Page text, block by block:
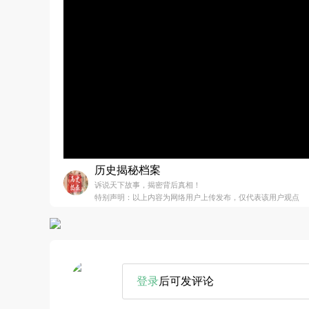
历史揭秘档案
诉说天下故事，揭密背后真相！
特别声明：以上内容为网络用户上传发布，仅代表该用户观点
登录后可发评论